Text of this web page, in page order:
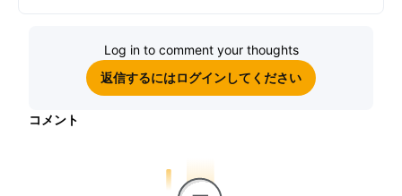
Log in to comment your thoughts
返信するにはログインしてください
コメント